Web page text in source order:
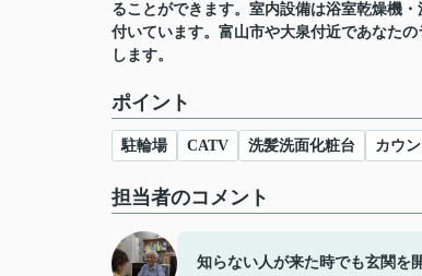
ることができます。室内設備は浴室乾燥機
付いています。富山市や大泉付近であなた
します。
ポイント
駐輪場 CATV 洗髪洗面化粧台 カウ
担当者のコメント
知らない人が来た時でも玄関を